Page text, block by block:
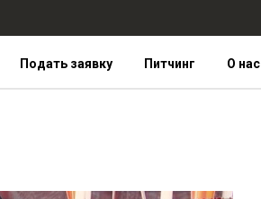
Подать заявку Питчинг О нас